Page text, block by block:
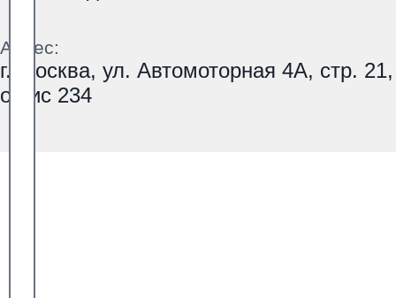
Адрес:
г. Москва, ул. Автомоторная 4А, стр. 21,
офис 234